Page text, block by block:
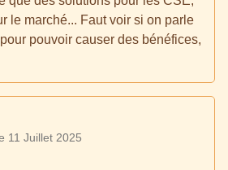
le marché... Faut voir si on parle
pouvoir causer des bénéfices,
11 Juillet 2025